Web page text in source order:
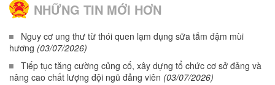
NHỮNG TIN MỚI HƠN
Nguy cơ ung thư từ thói quen lạm dụng sữa tắm đậm mùi
hương (03/07/2026)
Tiếp tục tăng cường củng cố, xây dựng tổ chức cơ sở đảng và
nâng cao chất lượng đội ngũ đảng viên (03/07/2026)